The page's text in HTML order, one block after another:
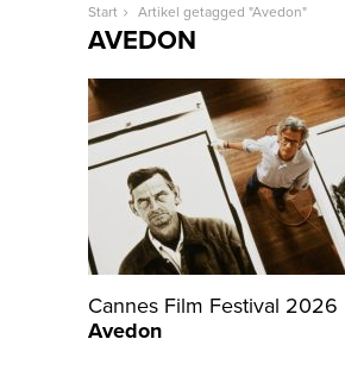
Start Artikel getagged "Avedon"
AVEDON
Cannes Film Festival 2026
Avedon